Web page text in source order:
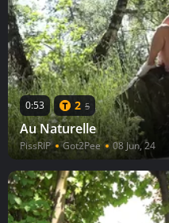
0:53 2 5
Au Naturelle
PissRIP Got2Pee 08 Jun, 24